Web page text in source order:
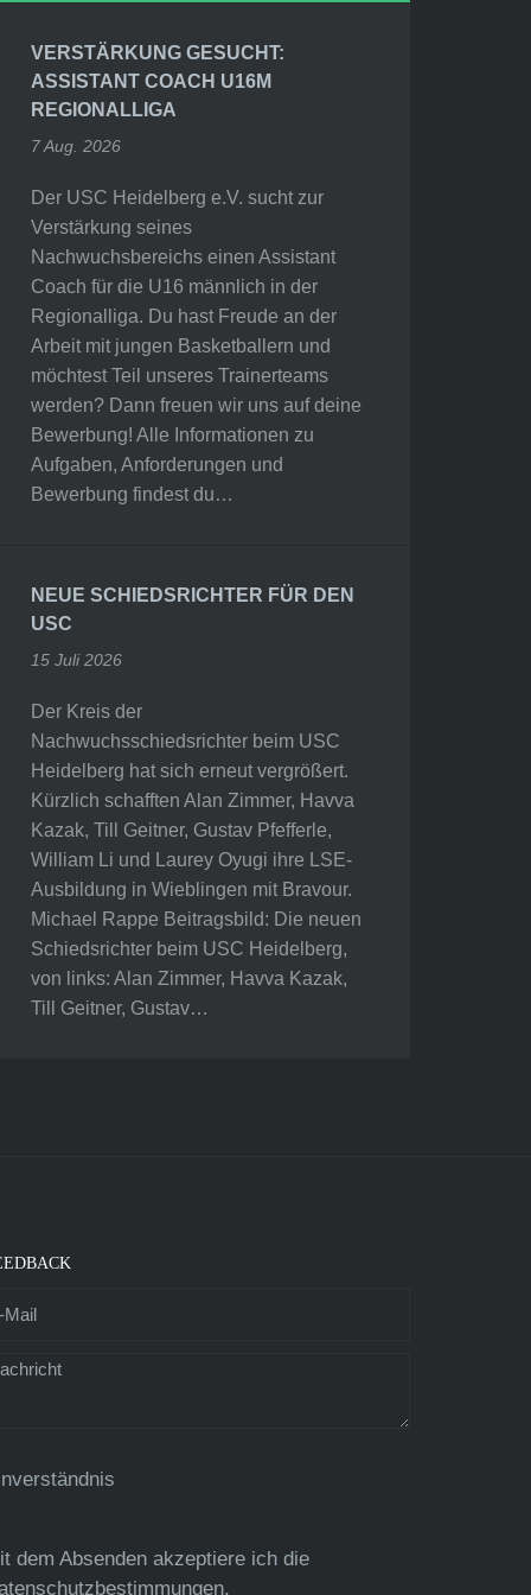
VERSTÄRKUNG GESUCHT:
ASSISTANT COACH U16M
REGIONALLIGA
7 Aug. 2026
Der USC Heidelberg e.V. sucht zur
Verstärkung seines
Nachwuchsbereichs einen Assistant
Coach für die U16 männlich in der
Regionalliga. Du hast Freude an der
Arbeit mit jungen Basketballern und
möchtest Teil unseres Trainerteams
werden? Dann freuen wir uns auf deine
Bewerbung! Alle Informationen zu
Aufgaben, Anforderungen und
Bewerbung findest du…
NEUE SCHIEDSRICHTER FÜR DEN
USC
15 Juli 2026
Der Kreis der
Nachwuchsschiedsrichter beim USC
Heidelberg hat sich erneut vergrößert.
Kürzlich schafften Alan Zimmer, Havva
Kazak, Till Geitner, Gustav Pfefferle,
William Li und Laurey Oyugi ihre LSE-
Ausbildung in Wieblingen mit Bravour.
Michael Rappe Beitragsbild: Die neuen
Schiedsrichter beim USC Heidelberg,
von links: Alan Zimmer, Havva Kazak,
Till Geitner, Gustav…
dem Absenden akzeptiere ich die
.